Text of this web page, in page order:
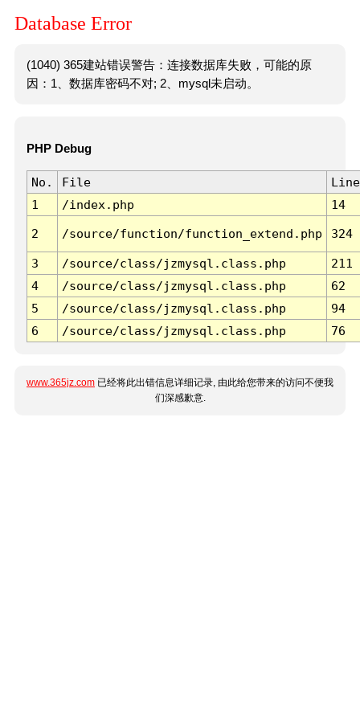
Database Error
(1040) 365建站错误警告：连接数据库失败，可能的原
因：1、数据库密码不对; 2、mysql未启动。
PHP Debug
No. File
Line
1
/index.php 14
2 /source/function/function_extend.php 324
3 /source/class/jzmysql.class.php
211
4
/source/class/jzmysql.class.php
62
5
/source/class/jzmysql.class.php
94
6
/source/class/jzmysql.class.php 76
www.365jz.com 已经将此出错信息详细记录, 由此给您带来的访问不便我
们深感歉意.